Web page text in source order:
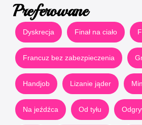
Preferowane
Dyskrecja Finał na ciało
Francuz bez zabezpieczenia
Handjob Lizanie jąder
Na jeźdźca Od tyłu